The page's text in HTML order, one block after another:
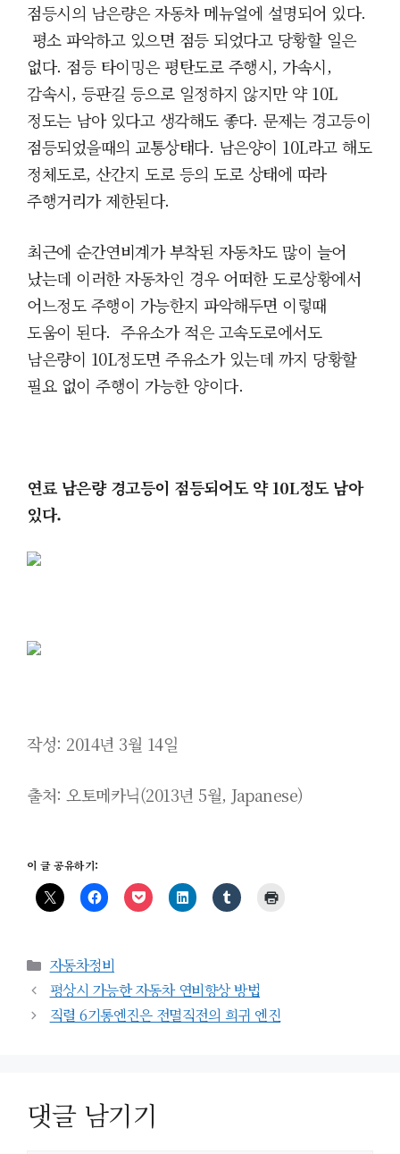
점등시의 남은량은 자동차 메뉴얼에 설명되어 있다.
평소 파악하고 있으면 점등 되었다고 당황할 일은
없다. 점등 타이밍은 평탄도로 주행시, 가속시,
감속시, 등판길 등으로 일정하지 않지만 약10L
정도는 남아 있다고 생각해도 좋다. 문제는 경고등이
점등되었을때의 교통상태다. 남은양이 10L라고 해도
정체도로, 산간지 도로 등의 도로 상태에 따라
주행거리가 제한된다.
최근에 순간연비계가 부착된 자동차도 많이 늘어
났는데 이러한 자동차인 경우 어떠한 도로상황에서
어느정도 주행이 가능한지 파악해두면 이렇때
도움이 된다. 주유소가 적은 고속도로에서도
남은량이 10L정도면 주유소가 있는데 까지 당황할
필요 없이 주행이 가능한 양이다.
연료 남은량 경고등이 점등되어도 약10L정도 남아
있다.
작성: 2014년 3월 14일
출처: 오토메카닉(2013년 5월, Japanese)
이 글 공유하기:
카
테
고
리
자동차정비
평상시 가능한 자동차 연비향상 방법
직렬 6기통엔진은 전멸직전의 희귀 엔진
댓글 남기기